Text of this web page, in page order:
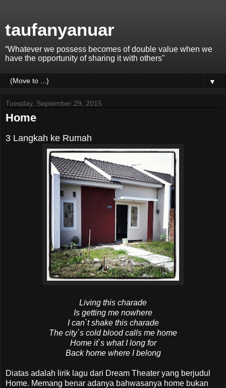
taufanyanuar
“Whatever we possess becomes of double value when we
have the opportunity of sharing it with others"
▼
Tuesday, September 29, 2015
Home
3 Langkah ke Rumah
Living this charade
Is getting me nowhere
I can`t shake this charade
The city`s cold blood calls me home
Home it`s what I long for
Back home where I belong
Diatas adalah lirik lagu dari Dream Theater yang berjudul
Home. Memang benar adanya bahwasanya home bukan